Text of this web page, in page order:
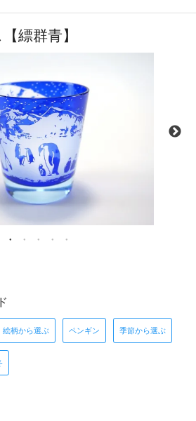
縹群青】
絵柄から選ぶ ペンギン 季節から選ぶ